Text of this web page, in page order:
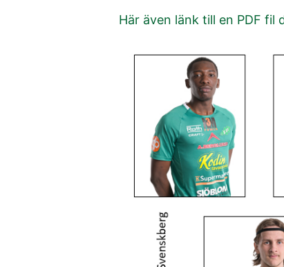
Här även länk till en PDF fil